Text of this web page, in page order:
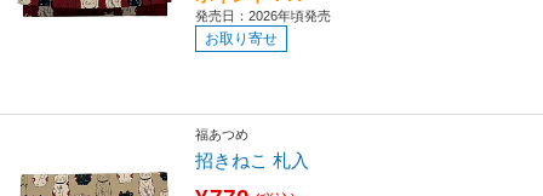
発売日：2026年頃発売
お取り寄せ
福あつめ
招きねこ 札入